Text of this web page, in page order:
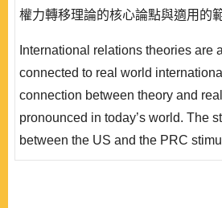
權力轉移理論的核心論點與適用的
的滿意程度，並延伸到戰爭的爆發
最後是討論崛起國與支配性強權的
部份又分為三個部分：崛起國對支
支配型強權對於崛起國的策略選擇
International relations theories are
connected to real world
connection between theory and
pronounced in today’s world. The
between the US and the PRC
can grasp and respond to the